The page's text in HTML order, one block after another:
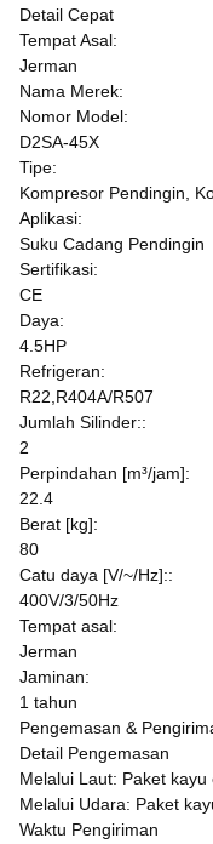
Detail Cepat
Tempat Asal:
Jerman
Nama Merek:
Nomor Model:
D2SA-45X
Tipe:
Kompresor Pendingin,
Aplikasi:
Suku Cadang Pendingin
Sertifikasi:
CE
Daya:
4.5HP
Refrigeran:
R22,R404A/R507
Jumlah Silinder::
2
Perpindahan [m³/jam]:
22.4
Berat [kg]:
80
Catu daya [V/~/Hz]::
400V/3/50Hz
Tempat asal:
Jerman
Jaminan:
1 tahun
Pengemasan &
Detail Pengemasan
Melalui Laut: Paket
Melalui Udara: Paket
Waktu Pengiriman